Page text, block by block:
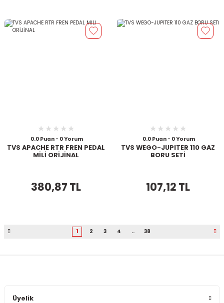
0.0 Puan - 0 Yorum
TVS APACHE RTR FREN PEDAL
MİLİ ORİJİNAL
380,87 TL
0.0 Puan - 0 Yorum
TVS WEGO-JUPITER 110 GAZ
BORU SETİ
107,12 TL
1 2 3 4 .. 38
Üyelik